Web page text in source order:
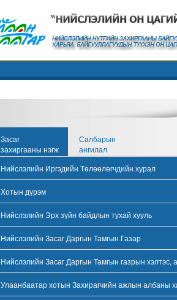
Засаг
захиргааны нэгж
Салбарын
ангилал
Нийслэлийн Иргэдийн Төлөөлөгчдийн хурал
Хотын дүрэм
Нийслэлийн Эрх зүйн байдлын тухай хууль
Нийслэлийн Засаг Даргын Тамгын Газар
Нийслэлийн Засаг Даргын Тамгын газрын хэлтэс,
Улаанбаатар хотын Захирагчийн ажлын албаны